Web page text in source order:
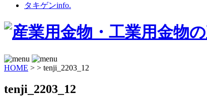
タキゲンinfo.
HOME > > tenji_2203_12
tenji_2203_12